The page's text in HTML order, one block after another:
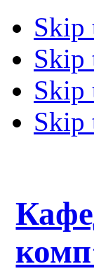
Skip
Skip
Skip
Skip